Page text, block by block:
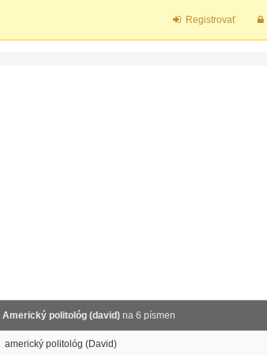
Registrovať
Americký politológ (david)na 6 písmen
americký politológ (David)